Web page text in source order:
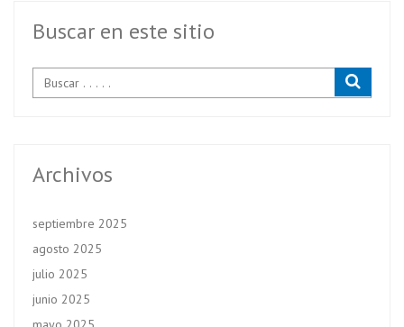
k p
Buscar en este sitio
Archivos
septiembre 2025
agosto 2025
julio 2025
junio 2025